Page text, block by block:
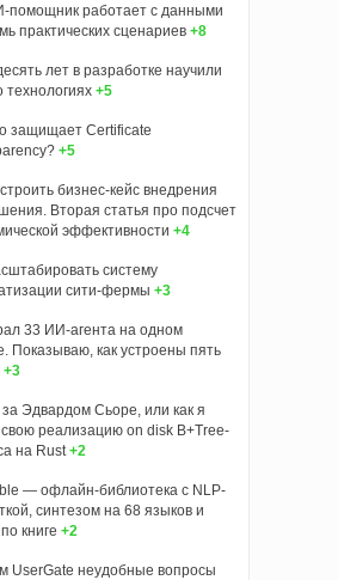
помощник работает с данными
практических сценариев +8
лет в разработке научили
технологиях +5
защищает Certificate
+5
бизнес-кейс внедрения
Вторая статья про подсчет
эффективности +4
систему
сити-фермы +3
33 ИИ-агента на одном
Показываю, как устроены пять
+3
Эдвардом Сьоре, или как я
реализацию on disk B+Tree-
на Rust +2
— офлайн-библиотека с NLP-
синтезом на 68 языков и
книге +2
UserGate неудобные вопросы